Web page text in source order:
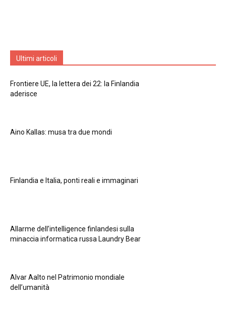
Ultimi articoli
Frontiere UE, la lettera dei 22: la Finlandia
aderisce
Aino Kallas: musa tra due mondi
Finlandia e Italia, ponti reali e immaginari
Allarme dell’intelligence finlandesi sulla
minaccia informatica russa Laundry Bear
Alvar Aalto nel Patrimonio mondiale
dell’umanità